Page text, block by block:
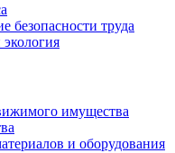
безопасности труда
имущества
и оборудования